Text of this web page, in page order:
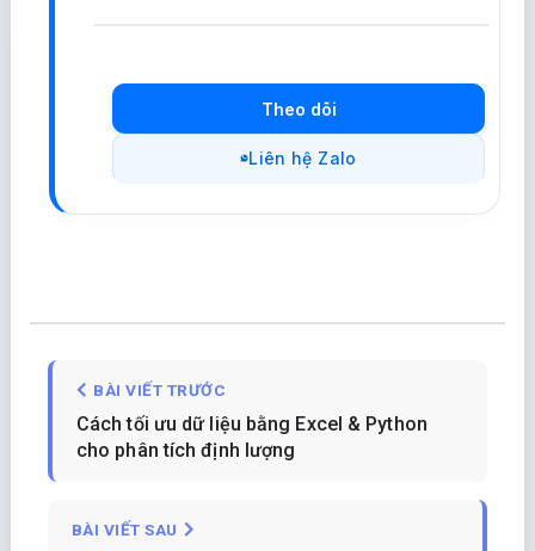
Theo dõi
Liên hệ Zalo
BÀI VIẾT TRƯỚC
Cách tối ưu dữ liệu bằng Excel & Python
cho phân tích định lượng
BÀI VIẾT SAU